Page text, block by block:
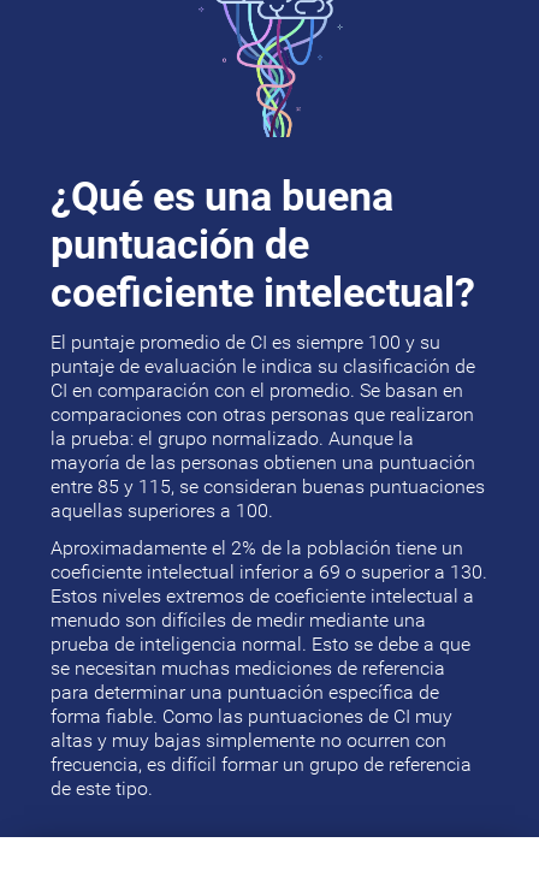
¿Qué es una buena
puntuación de
coeficiente intelectual?
El puntaje promedio de CI es siempre 100 y su
puntaje de evaluación le indica su clasificación de
CI en comparación con el promedio. Se basan en
comparaciones con otras personas que realizaron
la prueba: el grupo normalizado. Aunque la
mayoría de las personas obtienen una puntuación
entre 85 y 115, se consideran buenas puntuaciones
aquellas superiores a 100.
Aproximadamente el 2% de la población tiene un
coeficiente intelectual inferior a 69 o superior a 130.
Estos niveles extremos de coeficiente intelectual a
menudo son difíciles de medir mediante una
prueba de inteligencia normal. Esto se debe a que
se necesitan muchas mediciones de referencia
para determinar una puntuación específica de
forma fiable. Como las puntuaciones de CI muy
altas y muy bajas simplemente no ocurren con
frecuencia, es difícil formar un grupo de referencia
de este tipo.